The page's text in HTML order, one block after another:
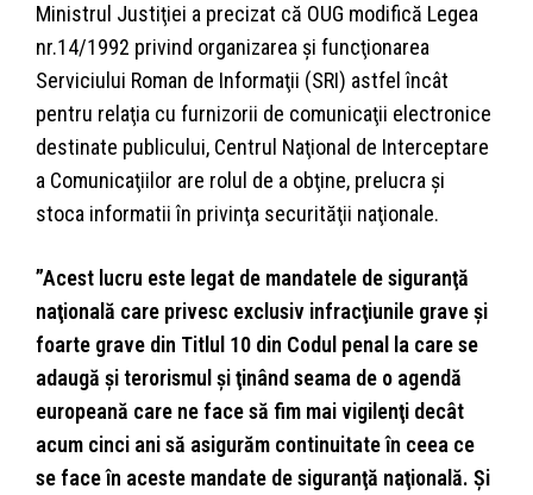
Ministrul Justiţiei a precizat că OUG modifică Legea
nr.14/1992 privind organizarea şi funcţionarea
Serviciului Roman de Informaţii (SRI) astfel încât
pentru relaţia cu furnizorii de comunicaţii electronice
destinate publicului, Centrul Naţional de Interceptare
a Comunicaţiilor are rolul de a obţine, prelucra şi
stoca informatii în privinţa securităţii naţionale.
”Acest lucru este legat de mandatele de siguranţă
naţională care privesc exclusiv infracţiunile grave şi
foarte grave din Titlul 10 din Codul penal la care se
adaugă şi terorismul şi ţinând seama de o agendă
europeană care ne face să fim mai vigilenţi decât
acum cinci ani să asigurăm continuitate în ceea ce
se face în aceste mandate de siguranţă naţională. Şi